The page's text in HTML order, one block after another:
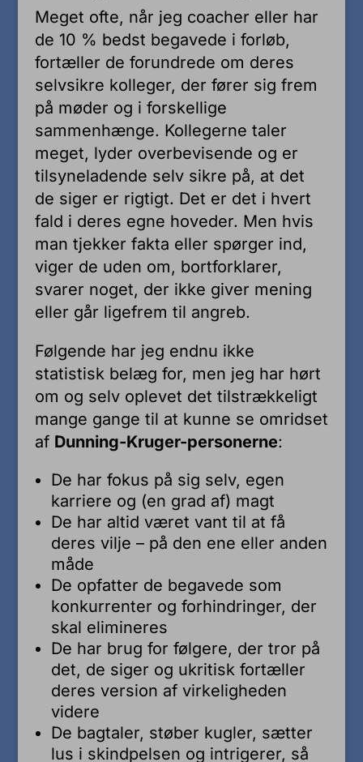
Meget ofte, når jeg coacher eller har
de 10 % bedst begavede i forløb,
fortæller de forundrede om deres
selvsikre kolleger, der fører sig frem
på møder og i forskellige
sammenhænge. Kollegerne taler
meget, lyder overbevisende og er
tilsyneladende selv sikre på, at det
de siger er rigtigt. Det er det i hvert
fald i deres egne hoveder. Men hvis
man tjekker fakta eller spørger ind,
viger de uden om, bortforklarer,
svarer noget, der ikke giver mening
eller går ligefrem til angreb.
Følgende har jeg endnu ikke
statistisk belæg for, men jeg har hørt
om og selv oplevet det tilstrækkeligt
mange gange til at kunne se omridset
af Dunning-Kruger-personerne:
De har fokus på sig selv, egen
karriere og (en grad af) magt
De har altid været vant til at få
deres vilje – på den ene eller anden
måde
De opfatter de begavede som
konkurrenter og forhindringer, der
skal elimineres
De har brug for følgere, der tror på
det, de siger og ukritisk fortæller
deres version af virkeligheden
videre
De bagtaler, støber kugler, sætter
lus i skindpelsen og intrigerer, så